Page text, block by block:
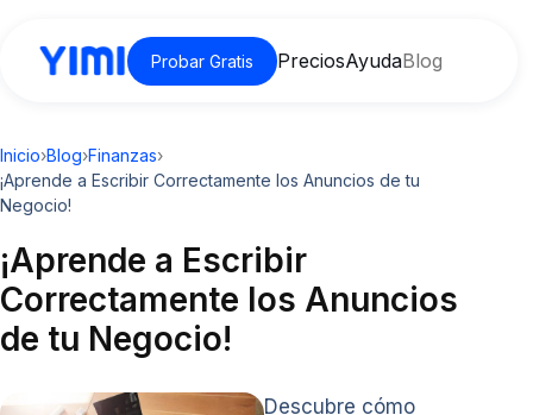
Probar Gratis PreciosAyudaBlog
Inicio›Blog›Finanzas›
¡Aprende a Escribir Correctamente los Anuncios de tu
Negocio!
¡Aprende a Escribir
Correctamente los Anuncios
de tu Negocio!
Descubre cómo